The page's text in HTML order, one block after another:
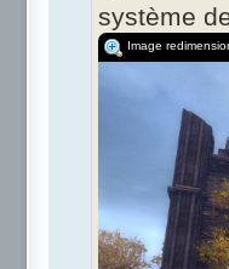
système
Image